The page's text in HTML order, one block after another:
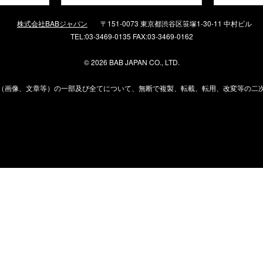
株式会社BABジャパン
〒151-0073 東京都渋谷区笹塚1-30-11 中村ビル
TEL:03-3469-0135 FAX:03-3469-0162
©2026 BAB JAPAN CO., LTD.
画像、文章等）の一部及び全てについて、無断で複製、転載、転用、改変等の二